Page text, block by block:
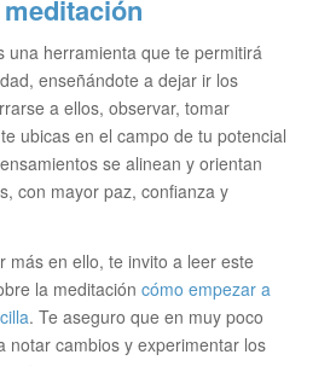
una herramienta que te permitirá
enseñándote a dejar ir los
a ellos, observar, tomar
ubicas en el campo de tu potencial
se alinean y orientan
con mayor paz, confianza y
más en ello, te invito a leer este
la meditación cómo empezar a
. Te aseguro que en muy poco
notar cambios y experimentar los